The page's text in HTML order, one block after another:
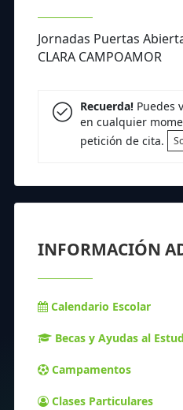
Jornadas Puertas
CLARA CAMPOAMOR
Recuerda!Puedes
en cualquier
petición de cita.
INFORMACIÓN
Calendario Escolar
Becas y Ayudas al
Campamentos
Clases Particulares